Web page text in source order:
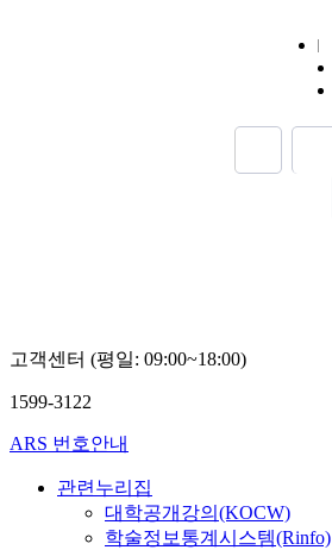
고객센터 (평일: 09:00~18:00)
1599-3122
ARS 번호안내
관련누리집
대학공개강의(KOCW)
학술정보통계시스템(Rinfo)